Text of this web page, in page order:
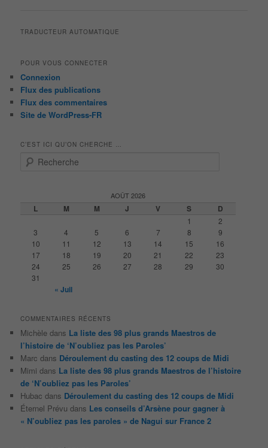
TRADUCTEUR AUTOMATIQUE
POUR VOUS CONNECTER
Connexion
Flux des publications
Flux des commentaires
Site de WordPress-FR
C’EST ICI QU’ON CHERCHE …
AOÛT 2026
L M M J V S D
1
2
3
4 5 6 7 8
9
10
11 12 13 14 15
16
17
18 19 20 21 22
23
24
25 26 27 28 29
30
31
« Juil
COMMENTAIRES RÉCENTS
Michèle dans La liste des 98 plus grands Maestros de
l’histoire de ‘N’oubliez pas les Paroles’
Marc dans Déroulement du casting des 12 coups de Midi
Mimi dans La liste des 98 plus grands Maestros de l’histoire
de ‘N’oubliez pas les Paroles’
Hubac dans Déroulement du casting des 12 coups de Midi
Éternel Prévu dans Les conseils d’Arsène pour gagner à
« N’oubliez pas les paroles » de Nagui sur France 2